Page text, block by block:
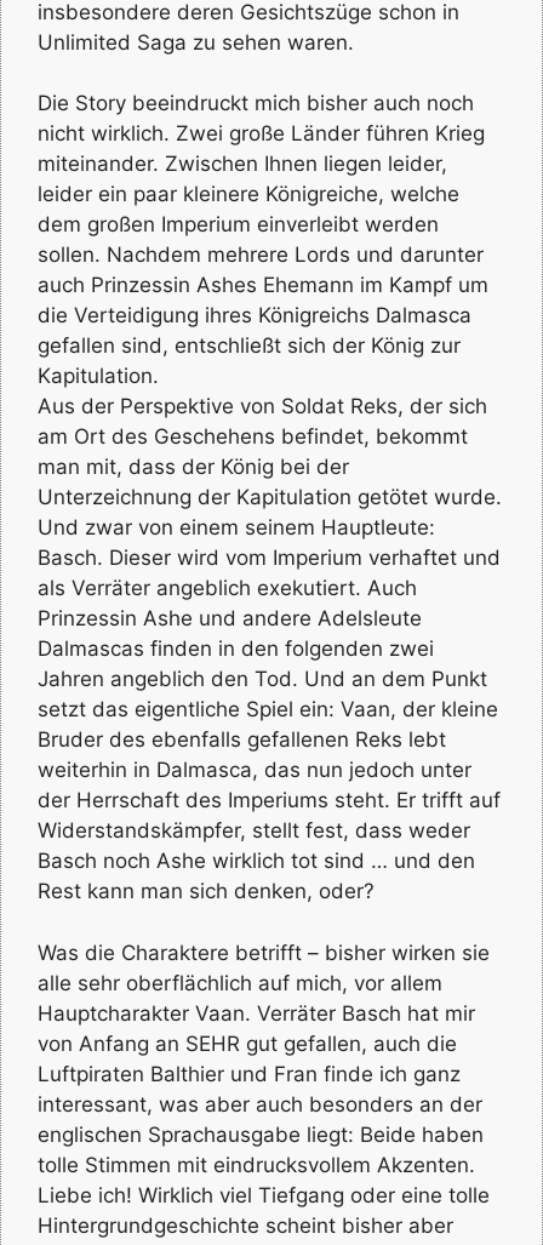
insbesondere deren Gesichtszüge schon in
Unlimited Saga zu sehen waren.
Die Story beeindruckt mich bisher auch noch
nicht wirklich. Zwei große Länder führen Krieg
miteinander. Zwischen Ihnen liegen leider,
leider ein paar kleinere Königreiche, welche
dem großen Imperium einverleibt werden
sollen. Nachdem mehrere Lords und darunter
auch Prinzessin Ashes Ehemann im Kampf um
die Verteidigung ihres Königreichs Dalmasca
gefallen sind, entschließt sich der König zur
Kapitulation.
Aus der Perspektive von Soldat Reks, der sich
am Ort des Geschehens befindet, bekommt
man mit, dass der König bei der
Unterzeichnung der Kapitulation getötet wurde.
Und zwar von einem seinem Hauptleute:
Basch. Dieser wird vom Imperium verhaftet und
als Verräter angeblich exekutiert. Auch
Prinzessin Ashe und andere Adelsleute
Dalmascas finden in den folgenden zwei
Jahren angeblich den Tod. Und an dem Punkt
setzt das eigentliche Spiel ein: Vaan, der kleine
Bruder des ebenfalls gefallenen Reks lebt
weiterhin in Dalmasca, das nun jedoch unter
der Herrschaft des Imperiums steht. Er trifft auf
Widerstandskämpfer, stellt fest, dass weder
Basch noch Ashe wirklich tot sind … und den
Rest kann man sich denken, oder?
Was die Charaktere betrifft – bisher wirken sie
alle sehr oberflächlich auf mich, vor allem
Hauptcharakter Vaan. Verräter Basch hat mir
von Anfang an SEHR gut gefallen, auch die
Luftpiraten Balthier und Fran finde ich ganz
interessant, was aber auch besonders an der
englischen Sprachausgabe liegt: Beide haben
tolle Stimmen mit eindrucksvollem Akzenten.
Liebe ich! Wirklich viel Tiefgang oder eine tolle
Hintergrundgeschichte scheint bisher aber